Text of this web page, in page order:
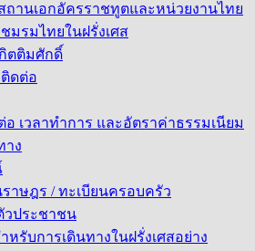
ถานเอกอัครราชทูตและหน่วยงานไทย
มรมไทยในฝรั่งเศส
ตติมศักดิ์
ดต่อ
อ เวลาทำการ และอัตราค่าธรรมเนียม
าง
ราษฎร / ทะเบียนครอบครัว
วประชาชน
รับการเดินทางในฝรั่งเศสอย่าง